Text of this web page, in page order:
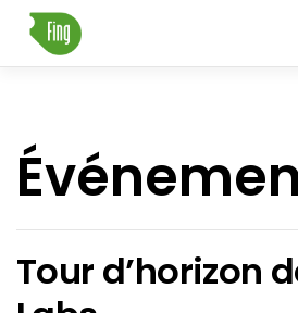
content
Tour d’horizon